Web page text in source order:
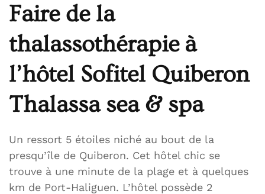
Faire de la
thalassothérapie à
l’hôtel Sofitel Quiberon
Thalassa sea & spa
Un ressort 5 étoiles niché au bout de la
presqu’île de Quiberon. Cet hôtel chic se
trouve à une minute de la plage et à quelques
km de Port-Haliguen. L’hôtel possède 2